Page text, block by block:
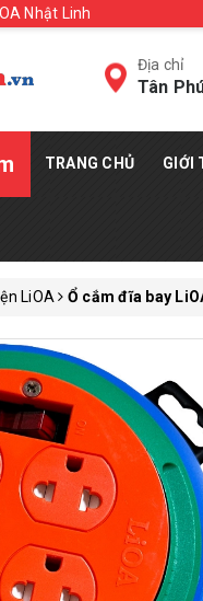
Nhật Linh
Địa chỉ
Tân
TRANG CHỦ GIỚI
LiOA Ổ cắm đĩa bay